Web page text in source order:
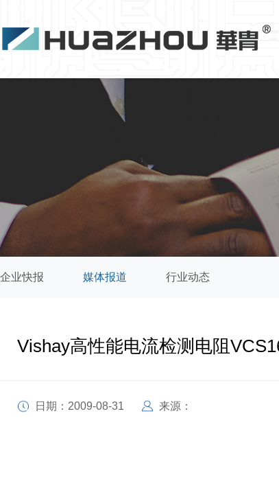
企业快报 媒体报道 行业动态
Vishay高性能电流检测电阻
日期：2009-08-31 来源：